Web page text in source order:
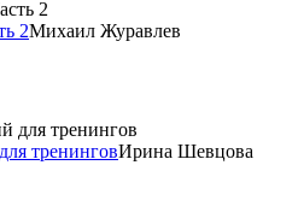
2Михаил Журавлев
тренинговИрина Шевцова